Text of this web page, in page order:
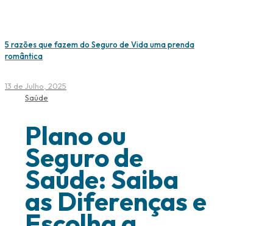
5 razões que fazem do Seguro de Vida uma prenda
romântica
13 de Julho, 2025
Saúde
Plano ou
Seguro de
Saúde: Saiba
as Diferenças e